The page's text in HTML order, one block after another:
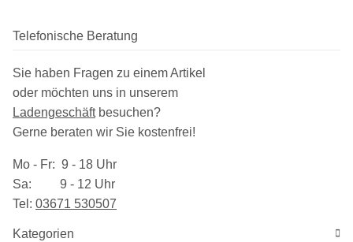
Telefonische Beratung
Sie haben Fragen zu einem Artikel
oder möchten uns in unserem
Ladengeschäftbesuchen?
Gerne beraten wir Sie kostenfrei!
Mo - Fr: 9 - 18 Uhr
Sa: 9 - 12 Uhr
Tel: 03​671 530507
Kategorien